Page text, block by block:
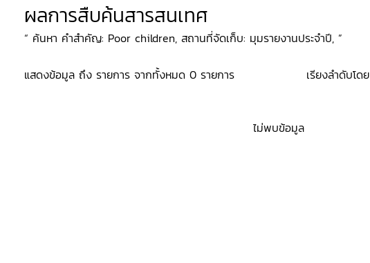
ผลการสืบค้นสารสนเทศ
“ ค้นหา คำสำคัญ: Poor children, สถานที่จัดเก็บ: มุมรายงานประจำปี, ”
แสดงข้อมูล ถึง รายการ จากทั้งหมด 0 รายการ เรียงลำดับโดย
ไม่พบข้อมูล